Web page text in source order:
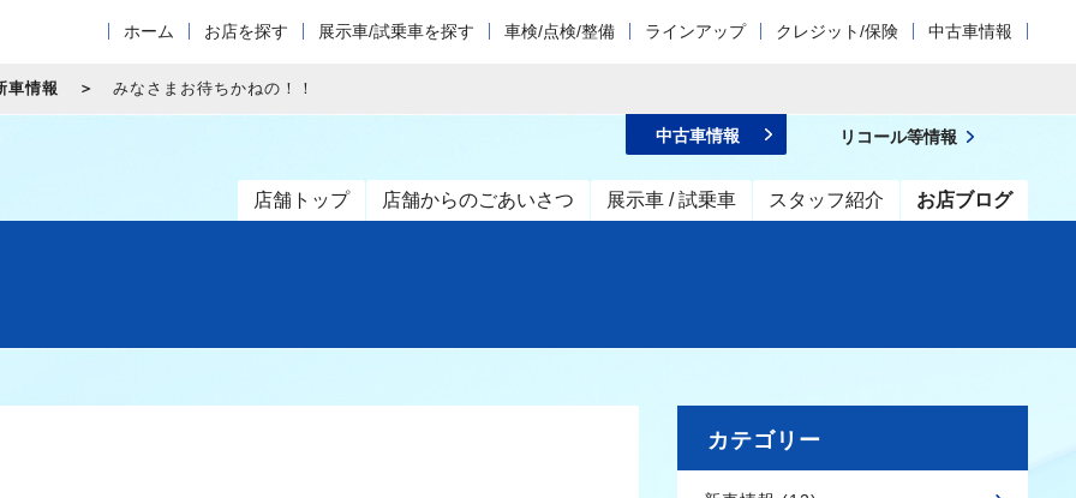
ホーム お店を探す 展示車/試乗車を探す 車検/点検/整備 ラインアップ クレジット/保険 中古車情報
車情報 みなさまお待ちかねの！！
店舗トップ 店舗からのごあいさつ 展示車 / 試乗車 スタッフ紹介 お店ブログ
中古車情報 リコール等情報
カテゴリー